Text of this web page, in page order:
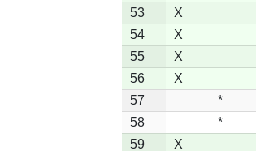
53
X
54
X
55
X
56
X
57
*
58
*
59
X